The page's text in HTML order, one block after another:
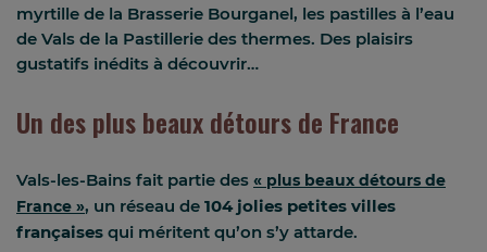
myrtille de la Brasserie Bourganel, les pastilles à l’eau
de Vals de la Pastillerie des thermes. Des plaisirs
gustatifs inédits à découvrir…
Un des plus beaux détours de France
Vals-les-Bains fait partie des « plus beaux détours de
France », un réseau de 104 jolies petites villes
françaises qui méritent qu’on s’y attarde.